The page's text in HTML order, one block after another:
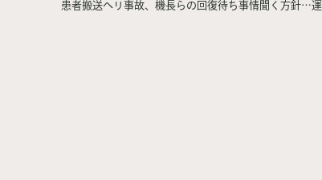
患者搬送ヘリ事故、機長らの回復待ち事情聞く方針…